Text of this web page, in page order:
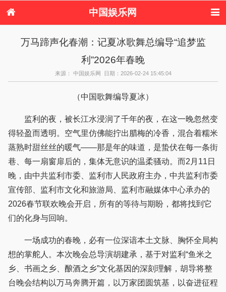
中国娱乐网
港台娱乐
日本娱乐 韩国娱乐
欧美娱乐
音乐新闻 影视新闻
港台明星八卦
日本韩国明星
欧美明星八卦
万马蹄声化春潮：记夏冰歌舞总编导“追梦监
利”2026年春晚
来源： 中国娱乐网 日期：2026-02-24 15:45:04
（中国歌舞编导夏冰）
监利的夜，被长江水浸润了千年的夜，在这一晚忽然变
得轻盈而透明。空气里仿佛能拧出腊梅的冷香，混合着糯米
蒸熟时甜丝丝的暖气——那是年的味道，是蛰伏在每一条街
巷、每一扇窗扉后的，集体无意识的温柔骚动。而2月11日
晚，由中共监利市委、监利市人民政府主办，中共监利市委
宣传部、监利市文化和旅游局、监利市融媒体中心承办的
2026春节联欢晚会开启，所有的等待与期盼，都将找到它
们的化身与回响。
一场成功的春晚，必有一位深谙本土文脉、胸怀全局构
想的掌舵人。本次晚会总导演胡建承，基于对监利“鱼米之
乡、书画之乡、酿酒之乡”文化基因的深刻理解，胡导将整
台晚会结构以万马奔腾开篇，以万家团圆筑基，以奋进征程